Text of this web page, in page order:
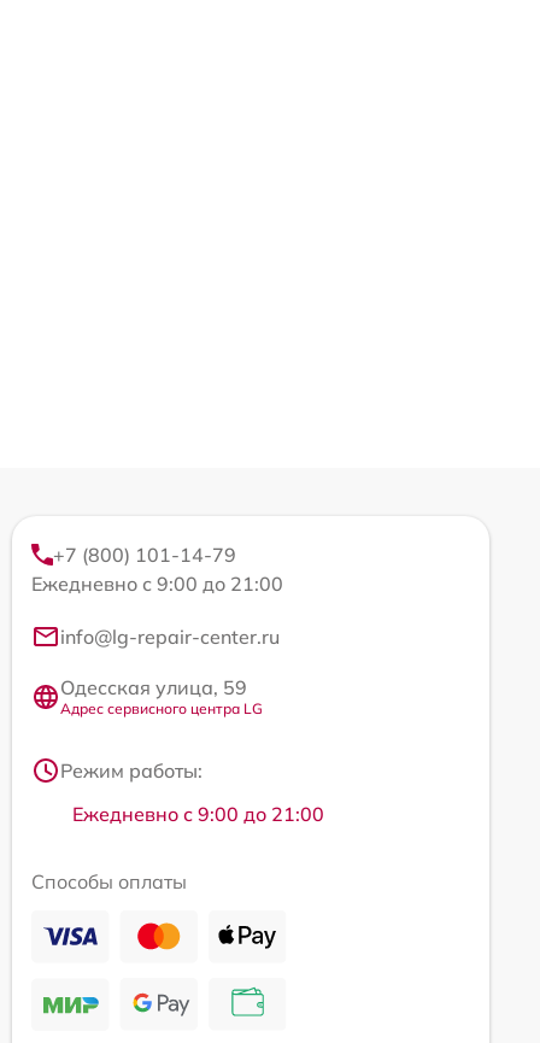
+7 (800) 101-14-79
Ежедневно с 9:00 до 21:00
info@lg-repair-center.ru
Одесская улица, 59
Адрес сервисного центра LG
Режим работы:
Ежедневно с 9:00 до 21:00
Способы оплаты